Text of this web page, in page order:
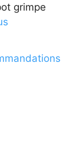
grimpe